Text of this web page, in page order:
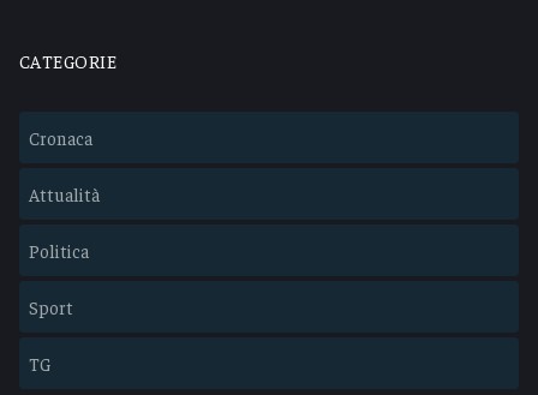
CATEGORIE
Cronaca
Attualità
Politica
Sport
TG